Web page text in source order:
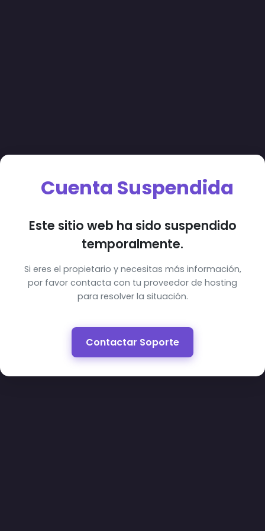
Cuenta Suspendida
Este sitio web ha sido suspendido
temporalmente.
Si eres el propietario y necesitas más información,
por favor contacta con tu proveedor de hosting
para resolver la situación.
Contactar Soporte